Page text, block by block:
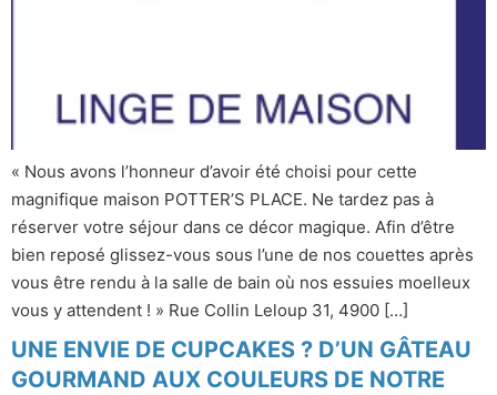
« Nous avons l’honneur d’avoir été choisi pour cette
magnifique maison POTTER’S PLACE. Ne tardez pas à
réserver votre séjour dans ce décor magique. Afin d’être
bien reposé glissez-vous sous l’une de nos couettes après
vous être rendu à la salle de bain où nos essuies moelleux
vous y attendent ! » Rue Collin Leloup 31, 4900 […]
UNE ENVIE DE CUPCAKES ? D’UN GÂTEAU
GOURMAND AUX COULEURS DE NOTRE